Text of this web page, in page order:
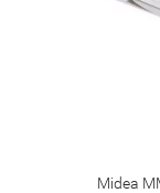
Midea